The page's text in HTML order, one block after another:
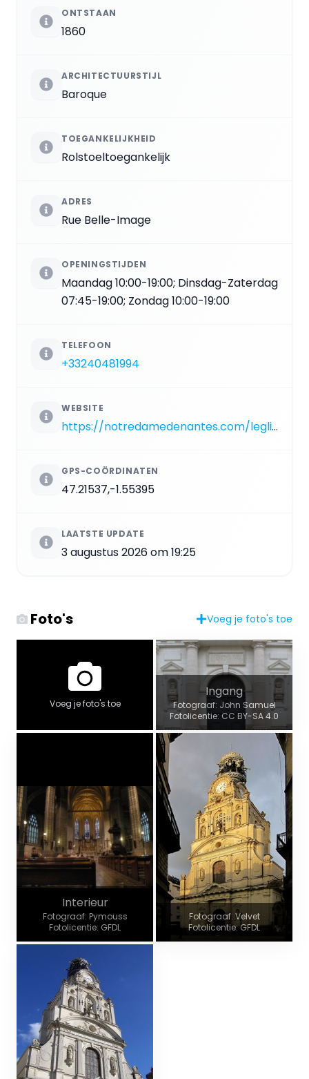
ONTSTAAN
1860
ARCHITECTUURSTIJL
Baroque
TOEGANKELIJKHEID
Rolstoeltoegankelijk
ADRES
Rue Belle-Image
OPENINGSTIJDEN
Maandag 10:00-19:00; Dinsdag-Zaterdag
07:45-19:00; Zondag 10:00-19:00
TELEFOON
+33240481994
WEBSITE
https://notredamedenantes.com/leglise-sainte-croix
GPS-COÖRDINATEN
47.21537,-1.55395
LAATSTE UPDATE
3 augustus 2026 om 19:25
Foto's Voeg je foto's toe
Voeg je foto's toe
Ingang
Fotograaf: John Samuel
Fotolicentie: CC BY-SA 4.0
Interieur
Fotograaf: Pymouss
Fotolicentie: GFDL
Fotograaf: Velvet
Fotolicentie: GFDL